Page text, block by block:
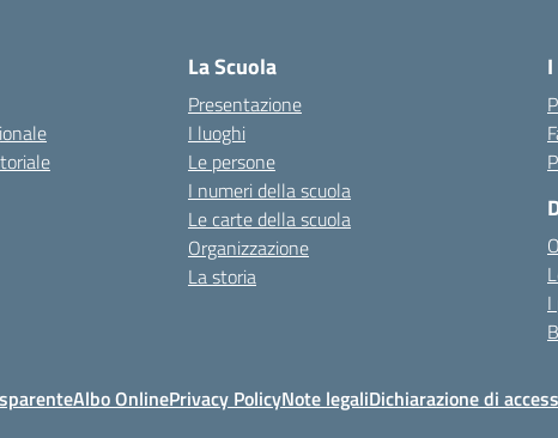
La Scuola
Presentazione
I luoghi
Le persone
I numeri della scuola
Le carte della scuola
Organizzazione
La storia
I
Albo OnlinePrivacy PolicyNote legaliDichiarazione di